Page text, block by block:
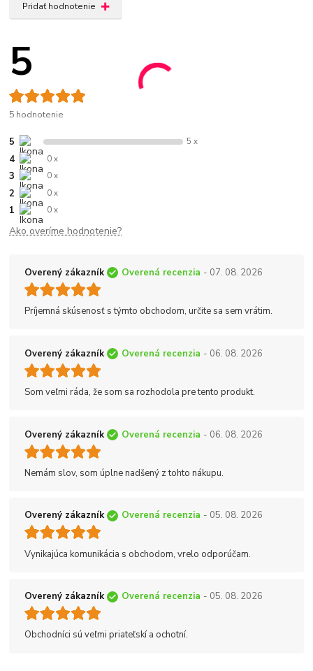
Pridať hodnotenie
5
5 hodnotenie
5 5 x
4 0 x
3 0 x
2 0 x
1 0 x
Ako overíme hodnotenie?
Overený zákazník Overená recenzia - 07. 08. 2026
Príjemná skúsenosť s týmto obchodom, určite sa sem vrátim.
Overený zákazník Overená recenzia - 06. 08. 2026
Som veľmi ráda, že som sa rozhodola pre tento produkt.
Overený zákazník Overená recenzia - 06. 08. 2026
Nemám slov, som úplne nadšený z tohto nákupu.
Overený zákazník Overená recenzia - 05. 08. 2026
Vynikajúca komunikácia s obchodom, vrelo odporúčam.
Overený zákazník Overená recenzia - 05. 08. 2026
Obchodníci sú veľmi priateľskí a ochotní.